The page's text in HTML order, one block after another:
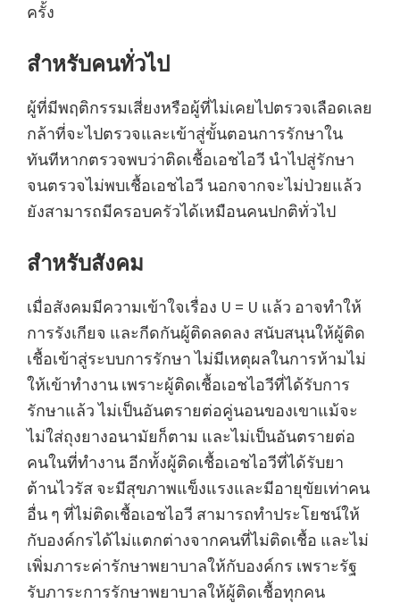
ครั้ง
สำหรับคนทั่วไป
ผู้ที่มีพฤติกรรมเสี่ยงหรือผู้ที่ไม่เคยไปตรวจเลือดเลย
กล้าที่จะไปตรวจและเข้าสู่ขั้นตอนการรักษาใน
ทันทีหากตรวจพบว่าติดเชื้อเอชไอวี นำไปสู่รักษา
จนตรวจไม่พบเชื้อเอชไอวี นอกจากจะไม่ป่วยแล้ว
ยังสามารถมีครอบครัวได้เหมือนคนปกติทั่วไป
สำหรับสังคม
เมื่อสังคมมีความเข้าใจเรื่อง U = U แล้ว อาจทำให้
การรังเกียจ และกีดกันผู้ติดลดลง สนับสนุนให้ผู้ติด
เชื้อเข้าสู่ระบบการรักษา ไม่มีเหตุผลในการห้ามไม่
ให้เข้าทำงาน เพราะผู้ติดเชื้อเอชไอวีที่ได้รับการ
รักษาแล้ว ไม่เป็นอันตรายต่อคู่นอนของเขาแม้จะ
ไม่ใส่ถุงยางอนามัยก็ตาม และไม่เป็นอันตรายต่อ
คนในที่ทำงาน อีกทั้งผู้ติดเชื้อเอชไอวีที่ได้รับยา
ต้านไวรัส จะมีสุขภาพแข็งแรงและมีอายุขัยเท่าคน
อื่น ๆ ที่ไม่ติดเชื้อเอชไอวี สามารถทำประโยชน์ให้
กับองค์กรได้ไม่แตกต่างจากคนที่ไม่ติดเชื้อ และไม่
เพิ่มภาระค่ารักษาพยาบาลให้กับองค์กร เพราะรัฐ
รับภาระการรักษาพยาบาลให้ผู้ติดเชื้อทุกคน